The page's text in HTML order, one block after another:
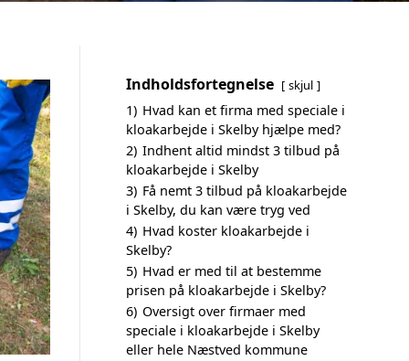
Indholdsfortegnelse skjul
1) Hvad kan et firma med speciale i
kloakarbejde i Skelby hjælpe med?
2) Indhent altid mindst 3 tilbud på
kloakarbejde i Skelby
3) Få nemt 3 tilbud på kloakarbejde
i Skelby, du kan være tryg ved
4) Hvad koster kloakarbejde i
Skelby?
5) Hvad er med til at bestemme
prisen på kloakarbejde i Skelby?
6) Oversigt over firmaer med
speciale i kloakarbejde i Skelby
eller hele Næstved kommune